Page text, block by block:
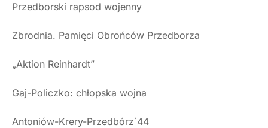
Przedborski rapsod wojenny
Zbrodnia. Pamięci Obrońców Przedborza
„Aktion Reinhardt”
Gaj-Policzko: chłopska wojna
Antoniów-Krery-Przedbórz`44